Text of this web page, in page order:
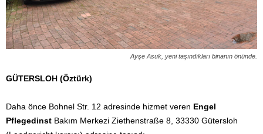
Ayşe Asuk, yeni taşındıkları binanın önünde.
GÜTERSLOH (Öztürk)
Daha önce Bohnel Str. 12 adresinde hizmet veren Engel
Pflegedinst Bakım Merkezi Ziethenstraße 8, 33330 Gütersloh